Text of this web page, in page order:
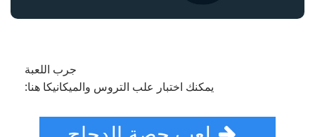
جرب اللعبة
يمكنك اختبار علب التروس والميكانيكا هنا: